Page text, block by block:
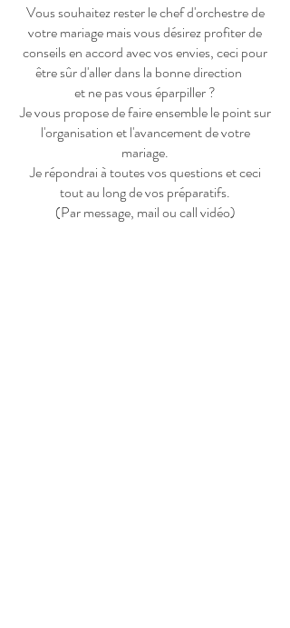
Vous souhaitez rester le chef d'orchestre de
votre mariage mais vous désirez profiter de
conseils en accord avec vos envies, ceci pour
être sûr d'aller dans la bonne direction
et ne pas vous éparpiller ?
Je vous propose de faire ensemble le point sur
l'organisation et l'avancement de votre
mariage.
Je répondrai à toutes vos questions et ceci
tout au long de vos préparatifs.
(Par message, mail ou call vidéo)